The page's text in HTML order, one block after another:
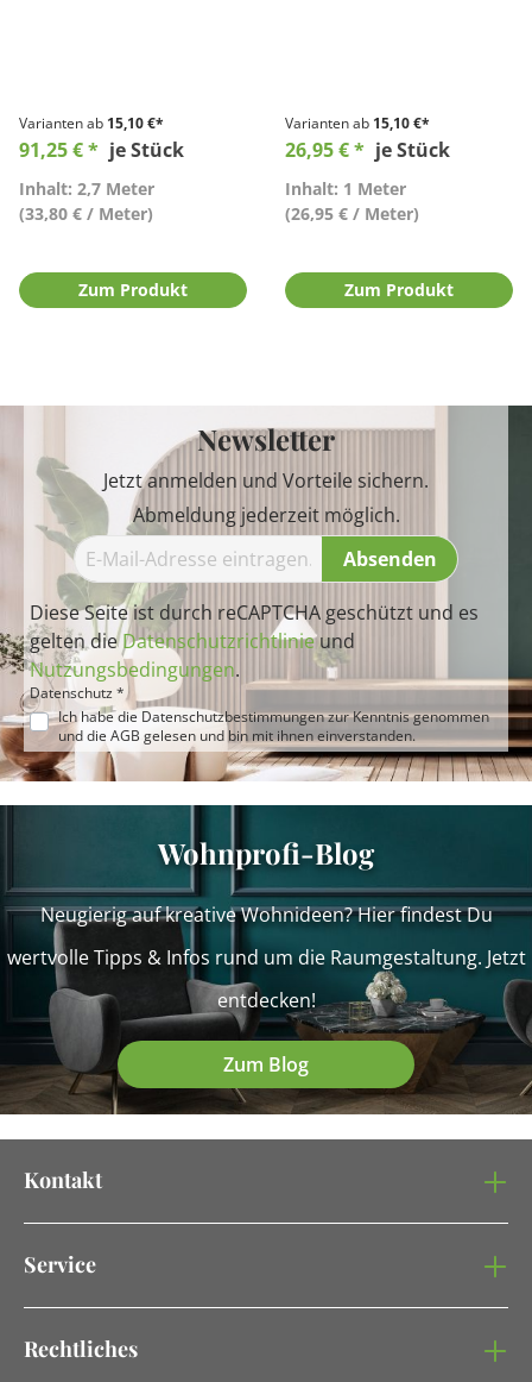
Varianten ab 15,10 €*
91,25 € * je Stück
Inhalt: 2,7 Meter
(33,80 € / Meter)
Zum Produkt
Varianten ab 15,10 €*
26,95 € * je Stück
Inhalt: 1 Meter
(26,95 € / Meter)
Zum Produkt
Newsletter
Jetzt anmelden und Vorteile sichern.
Abmeldung jederzeit möglich.
Absenden
Diese Seite ist durch reCAPTCHA geschützt und es
gelten dieDatenschutzrichtlinieund
Nutzungsbedingungen.
Datenschutz *
Ich habe die Datenschutzbestimmungenzur Kenntnis genommen
und die AGB gelesen und bin mit ihnen einverstanden.
Wohnprofi-Blog
Neugierig auf kreative Wohnideen? Hier findest Du
wertvolle Tipps & Infos rund um die Raumgestaltung. Jetzt
entdecken!
Zum Blog
Kontakt
Service
Rechtliches